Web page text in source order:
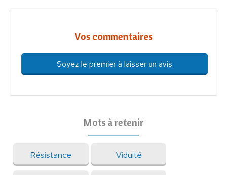
Vos commentaires
Soyez le premier à laisser un avis
Mots à retenir
Résistance Viduité